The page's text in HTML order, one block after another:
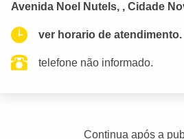
Avenida Noel Nutels, , Cidade
ver horario de atendimento.
telefone não informado.
Continua após a